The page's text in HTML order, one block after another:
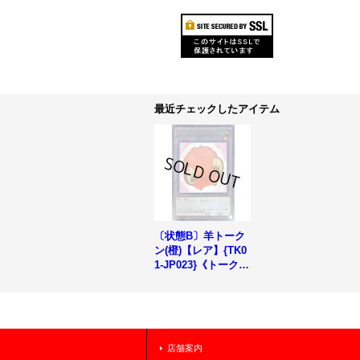
最近チェックしたアイテム
〔状態B〕羊トーク
ン(橙)【レア】{TK0
1-JP023}《トーク
店舗案内